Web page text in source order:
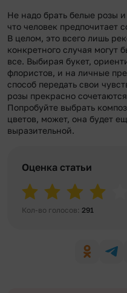
Не надо брать белые розы и
что человек предпочитает
В целом, это всего лишь
конкретного случая могут
все. Выбирая букет,
флористов, и на личные
способ передать свои
розы прекрасно
Попробуйте выбрать
цветов, может, она будет
выразительной.
Оценка статьи
Кол-во голосов: 291